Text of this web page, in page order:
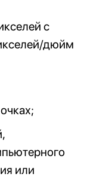
с
дюйм
или